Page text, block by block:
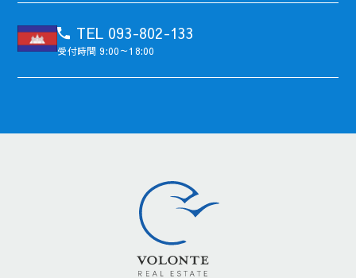
TEL 093-802-133
受付時間 9:00～18:00